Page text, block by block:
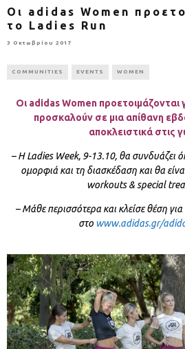
Οι adidas Women
το Ladies Run
3 Οκτωβρίου 2017
COMMUNITIES EVENTS WOMEN
Οι adidas Womenπροετοιμάζονται
προσκαλούν σε μια απίθανη
αποκλειστικά στις
– ΗLadies Week, 9-13.10, θα συνδυάζει
ομορφιά και τη διασκέδαση και θα
workouts&special
– Μάθε περισσότερα και κλείσε θέση
στο www.adidas.gr/